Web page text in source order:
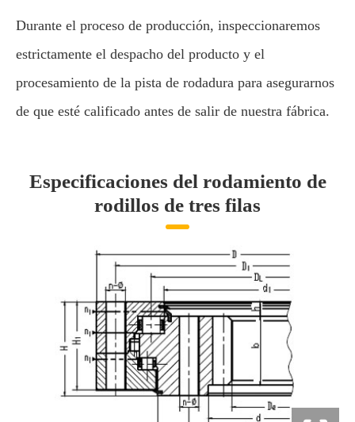
Durante el proceso de producción, inspeccionaremos
estrictamente el despacho del producto y el
procesamiento de la pista de rodadura para asegurarnos
de que esté calificado antes de salir de nuestra fábrica.
Especificaciones del rodamiento de
rodillos de tres filas